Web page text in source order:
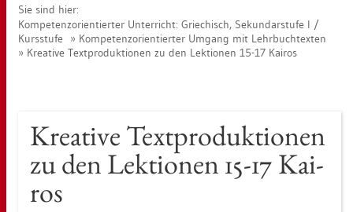
Sie sind hier:
Kom­pe­tenz­ori­en­tier­ter Un­ter­richt: Grie­chisch, Se­kun­dar­stu­fe I /
Kurs­stu­fe
Kom­pe­tenz­ori­en­tier­ter Um­gang mit Lehr­buch­t­ex­ten
Krea­ti­ve Text­pro­duk­tio­nen zu den Lek­tio­nen 15-17 Kai­ros
Krea­ti­ve Text­pro­duk­tio­nen
zu den Lek­tio­nen 15-17 Kai­
ros